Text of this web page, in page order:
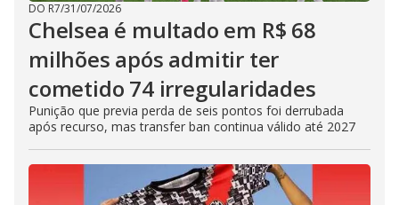
DO R7/31/07/2026
Chelsea é multado em R$ 68
milhões após admitir ter
cometido 74 irregularidades
Punição que previa perda de seis pontos foi derrubada
após recurso, mas transfer ban continua válido até 2027